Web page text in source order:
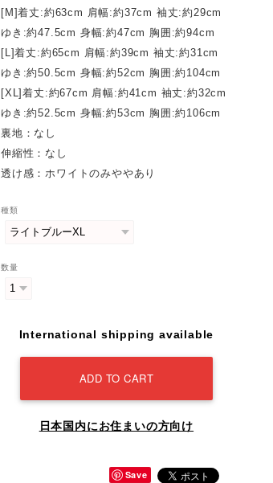
[M]着丈:約63cm 肩幅:約37cm 袖丈:約29cm
ゆき:約47.5cm 身幅:約47cm 胸囲:約94cm
[L]着丈:約65cm 肩幅:約39cm 袖丈:約31cm
ゆき:約50.5cm 身幅:約52cm 胸囲:約104cm
[XL]着丈:約67cm 肩幅:約41cm 袖丈:約32cm
ゆき:約52.5cm 身幅:約53cm 胸囲:約106cm
裏地：なし
伸縮性：なし
透け感：ホワイトのみややあり
種類
数量
International shipping available
ADD TO CART
日本国内にお住まいの方向け
Save